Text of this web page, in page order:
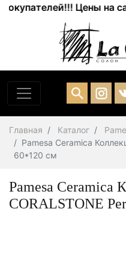
Цены на
Главная Каталог
Pamesa Ceramica
60*120 см
Pamesa Ceramica
CORALSTONE